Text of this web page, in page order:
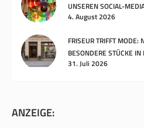
UNSEREN SOCIAL-
4. August 2026
FRISEUR TRIFFT MODE:
BESONDERE STÜCKE
31. Juli 2026
ANZEIGE: